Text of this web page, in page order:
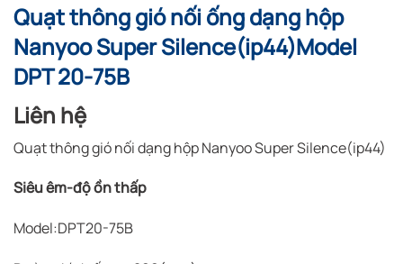
Quạt thông gió nối ống dạng hộp
Nanyoo Super Silence(ip44)Model
DPT 20-75B
Liên hệ
Quạt thông gió nối dạng hộp Nanyoo Super Silence(ip44)
Siêu êm-độ ồn thấp
Model:DPT20-75B